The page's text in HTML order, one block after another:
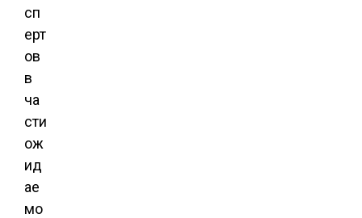
сп
ерт
ов
в
ча
сти
ож
ид
ае
мо